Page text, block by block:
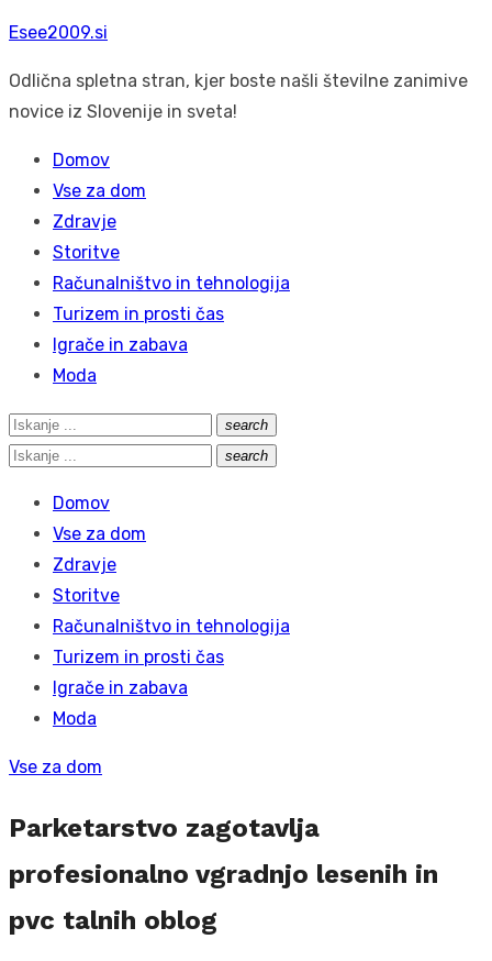
Skip
content
Esee2009.si
Odlična spletna stran, kjer boste našli številne zanimive
novice iz Slovenije in sveta!
Domov
Vse za dom
Zdravje
Storitve
Računalništvo in tehnologija
Turizem in prosti čas
Igrače in zabava
Moda
Search
for:
search
Išči
Search
search
Išči
Domov
Vse za dom
Zdravje
Storitve
Računalništvo in tehnologija
Turizem in prosti čas
Igrače in zabava
Moda
Vse za dom
Parketarstvo zagotavlja
profesionalno vgradnjo lesenih in
pvc talnih oblog